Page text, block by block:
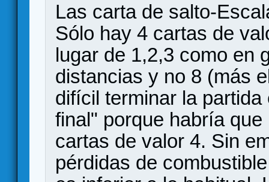
Las carta de salto-
Sólo hay 4 cartas de
lugar de 1,2,3 como en
distancias y no 8 (más
difícil terminar la
final" porque habría
cartas de valor 4. Sin
pérdidas de